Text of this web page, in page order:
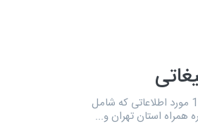
دایرکتوری شرکت های تبلیغاتی دارای تعداد 1790 مورد اطلاعاتی که شامل
همراه استان تهران و...